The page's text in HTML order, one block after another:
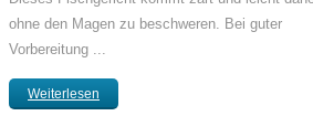
ohne den Magen zu beschweren. Bei guter
Vorbereitung ...
Weiterlesen